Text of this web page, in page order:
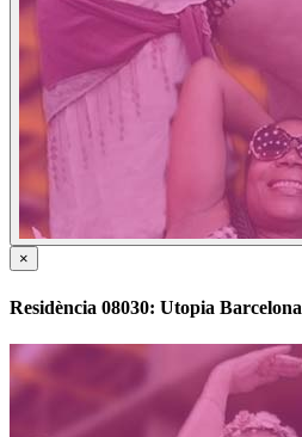
×
Residència 08030: Utopia Barcelona